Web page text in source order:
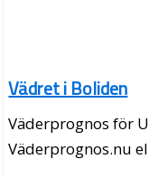
Vädret i Boliden
Väderprognos för
Väderprognos.nu